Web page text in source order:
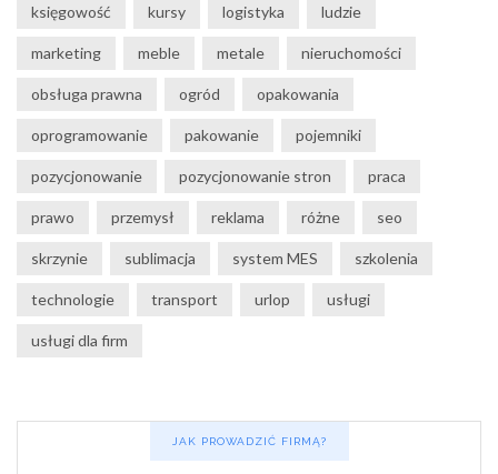
księgowość kursy logistyka ludzie
marketing meble metale nieruchomości
obsługa prawna ogród opakowania
oprogramowanie pakowanie pojemniki
pozycjonowanie pozycjonowanie stron praca
prawo przemysł reklama różne seo
skrzynie sublimacja system MES szkolenia
technologie transport urlop usługi
usługi dla firm
JAK PROWADZIĆ FIRMĄ?